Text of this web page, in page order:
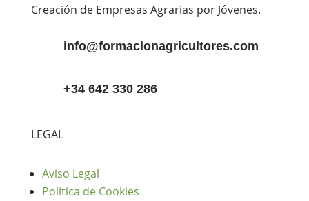
Creación de Empresas Agrarias por Jóvenes.
info@formacionagricultores.com
+34 642 330 286
LEGAL
Aviso Legal
Política de Cookies